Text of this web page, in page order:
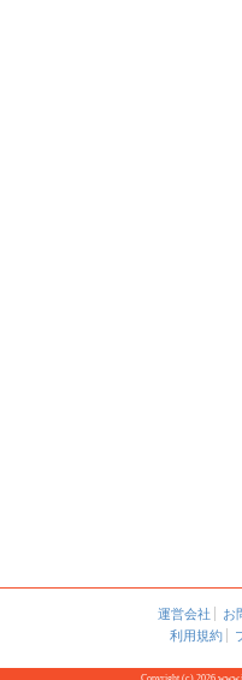
運営会社 お
利用規約
Copyright (c) 2026